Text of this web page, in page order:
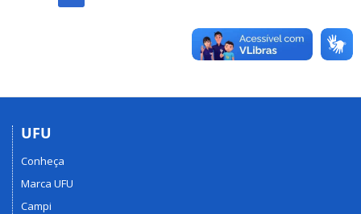
UFU
Conheça
Marca UFU
Campi